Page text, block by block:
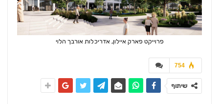
פרוייקט פארק איילון, אדריכלות אורבך הלוי
754
שיתוף